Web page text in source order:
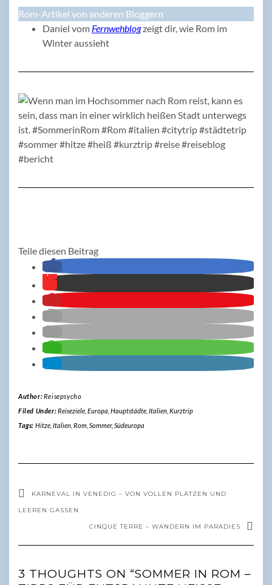
Rom-Artikel von anderen Bloggern
Daniel vom Fernwehblogzeigt dir, wie Rom im
Winter aussieht
Teile diesen Beitrag
Author: Reisepsycho
Filed Under: Reiseziele, Europa Hauptstädte, Italien, Kurztrip
Tags: Hitze, Italien, Rom Sommer, Südeuropa
KARNEVAL IN VENEDIG – VON VOLLEN PLÄTZEN UND
LEEREN GASSEN
CINQUE TERRE – WANDERN IM PARADIES
3 THOUGHTS ON “SOMMER IN ROM –